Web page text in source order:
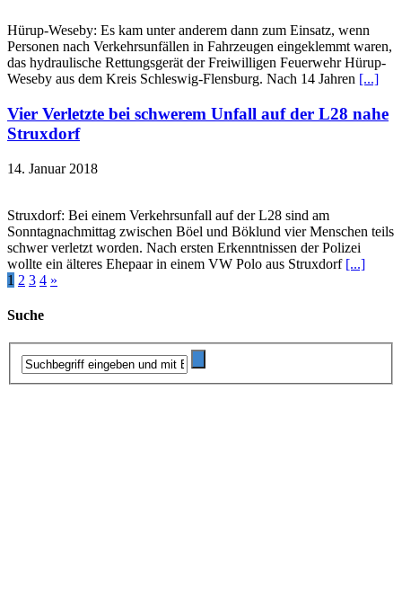
Hürup-Weseby: Es kam unter anderem dann zum Einsatz, wenn
Personen nach Verkehrsunfällen in Fahrzeugen eingeklemmt waren,
das hydraulische Rettungsgerät der Freiwilligen Feuerwehr Hürup-
Weseby aus dem Kreis Schleswig-Flensburg. Nach 14 Jahren [...]
Vier Verletzte bei schwerem Unfall auf der L28 nahe
Struxdorf
14. Januar 2018
Struxdorf: Bei einem Verkehrsunfall auf der L28 sind am
Sonntagnachmittag zwischen Böel und Böklund vier Menschen teils
schwer verletzt worden. Nach ersten Erkenntnissen der Polizei
wollte ein älteres Ehepaar in einem VW Polo aus Struxdorf [...]
1 2 3 4 »
Suche